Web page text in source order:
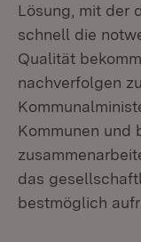
Lösung, mit der
schnell die
Qualität
nachverfolgen
Kommunen
das
bestmöglich